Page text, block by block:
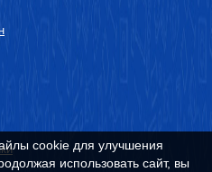
cookie для улучшения
использовать сайт, вы